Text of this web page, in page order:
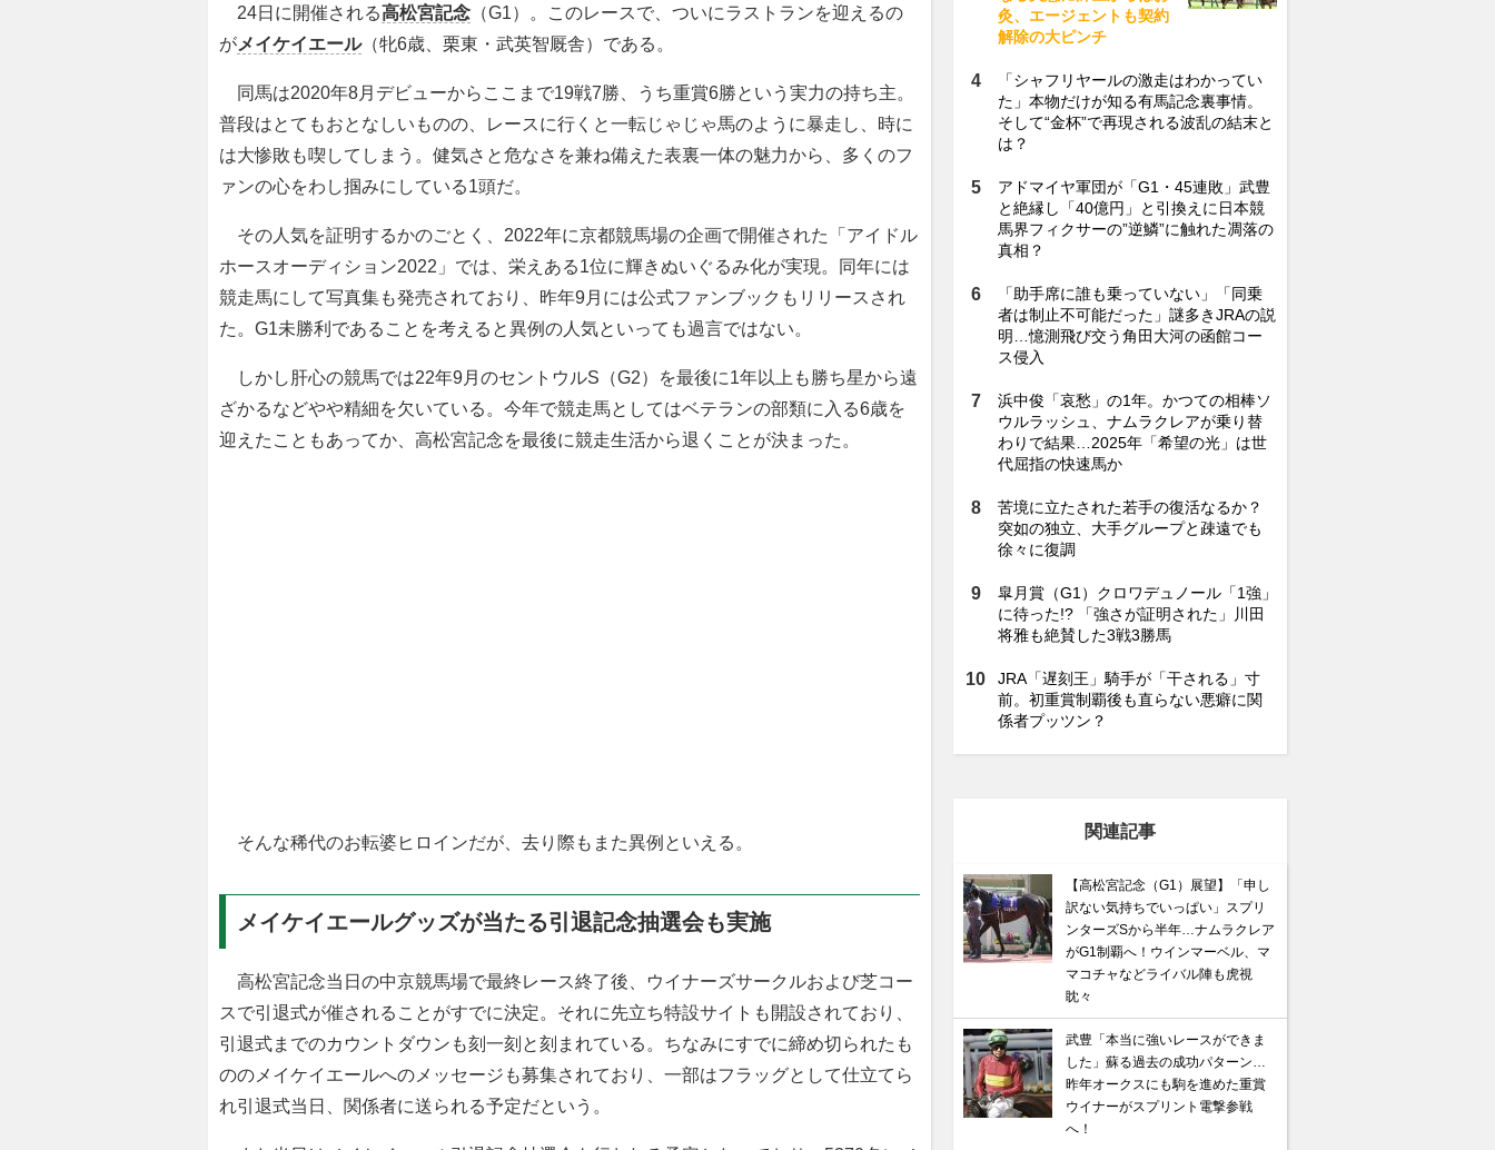
24日に開催される高松宮記念 （G1）。このレースで、ついにラストランを迎えるの
がメイケイエール（牝6歳、栗東・武英智厩舎）である。
同馬は2020年8月デビューからここまで19戦7勝、うち重賞6勝という実力の持ち主。
普段はとてもおとなしいものの、レースに行くと一転じゃじゃ馬のように暴走し、時に
は大惨敗も喫してしまう。健気さと危なさを兼ね備えた表裏一体の魅力から、多くのフ
ァンの心をわし掴みにしている1頭だ。
その人気を証明するかのごとく、2022年に京都競馬場の企画で開催された「アイドル
ホースオーディション2022」では、栄えある1位に輝きぬいぐるみ化が実現。同年には
競走馬にして写真集も発売されており、昨年9月には公式ファンブックもリリースされ
た。G1未勝利であることを考えると異例の人気といっても過言ではない。
しかし肝心の競馬では22年9月のセントウルS（G2）を最後に1年以上も勝ち星から遠
ざかるなどやや精細を欠いている。今年で競走馬としてはベテランの部類に入る6歳を
迎えたこともあってか、高松宮記念を最後に競走生活から退くことが決まった。
そんな稀代のお転婆ヒロインだが、去り際もまた異例といえる。
メイケイエールグッズが当たる引退記念抽選会も実施
高松宮記念当日の中京競馬場で最終レース終了後、ウイナーズサークルおよび芝コー
スで引退式が催されることがすでに決定。それに先立ち特設サイトも開設されており、
引退式までのカウントダウンも刻一刻と刻まれている。ちなみにすでに締め切られたも
ののメイケイエールへのメッセージも募集されており、一部はフラッグとして仕立てら
れ引退式当日、関係者に送られる予定だという。
灸、エージェントも契約
解除の大ピンチ
「シャフリヤールの激走はわかってい
た」本物だけが知る有馬記念裏事情。
そして“金杯”で再現される波乱の結末と
は？
アドマイヤ軍団が「G1・45連敗」武豊
と絶縁し「40億円」と引換えに日本競
馬界フィクサーの”逆鱗”に触れた凋落の
真相？
「助手席に誰も乗っていない」「同乗
者は制止不可能だった」謎多きJRAの説
明…憶測飛び交う角田大河の函館コー
ス侵入
浜中俊「哀愁」の1年。かつての相棒ソ
ウルラッシュ、ナムラクレアが乗り替
わりで結果…2025年「希望の光」は世
代屈指の快速馬か
苦境に立たされた若手の復活なるか？
突如の独立、大手グループと疎遠でも
徐々に復調
皐月賞（G1）クロワデュノール「1強」
に待った!? 「強さが証明された」川田
将雅も絶賛した3戦3勝馬
JRA「遅刻王」騎手が「干される」寸
前。初重賞制覇後も直らない悪癖に関
係者プッツン？
関連記事
【高松宮記念（G1）展望】「申し
訳ない気持ちでいっぱい」スプリ
ンターズSから半年…ナムラクレア
がG1制覇へ！ウインマーベル、マ
マコチャなどライバル陣も虎視
眈々
武豊「本当に強いレースができま
した」蘇る過去の成功パターン…
昨年オークスにも駒を進めた重賞
ウイナーがスプリント電撃参戦
へ！